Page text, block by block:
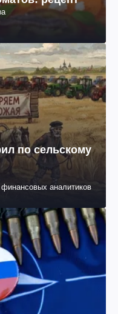
по сельскому
аналитиков